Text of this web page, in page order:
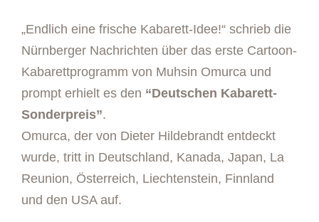
„Endlich eine frische Kabarett-Idee!“ schrieb die
Nürnberger Nachrichten über das erste Cartoon-
Kabarettprogramm von Muhsin Omurca und
prompt erhielt es den “Deutschen Kabarett-
Sonderpreis”.
Omurca, der von Dieter Hildebrandt entdeckt
wurde, tritt in Deutschland, Kanada, Japan, La
Reunion, Österreich, Liechtenstein, Finnland
und den USA auf.